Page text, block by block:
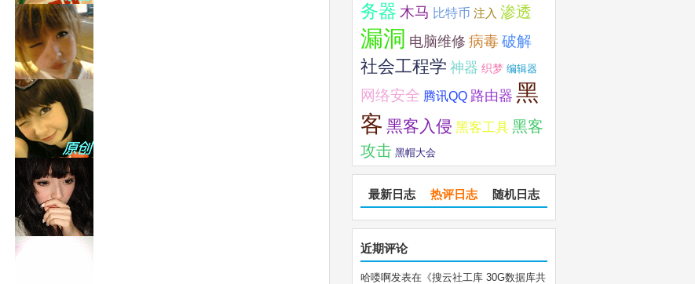
务器 木马 比特币 注入 渗透
漏洞 电脑维修 病毒 破解
社会工程学 神器 织梦 编辑器
网络安全 腾讯QQ 路由器 黑
客 黑客入侵 黑客工具 黑客
攻击 黑帽大会
最新日志 热评日志 随机日志
近期评论
哈喽啊发表在《搜云社工库 30G数据库共